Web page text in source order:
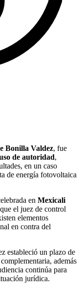
Bonilla Valdez, fue
de autoridad,
en un caso
de energía fotovoltaica
en Mexicali
el juez de control
elementos
en contra del
estableció un plazo de
además
continúa para
jurídica.